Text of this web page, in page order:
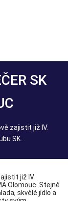
SK
zajistit již IV.
SK...
již IV.
Olomouc. Stejně
skvělé jídlo a